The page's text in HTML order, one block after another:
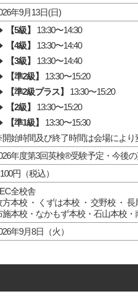
年9月13日(日)
【5級】
13:30〜14:30
【4級】
13:30〜14:40
【3級】
13:30〜14:40
【準2級】
13:30〜15:20
【準2級プラス】
13:30〜15:20
【2級】
13:30〜15:20
【準1級】
13:30〜15:30
始時間及び終了時間は会場により
年度第3回英検®受験予定・今後
円（税込）
全校舎
方本校・ くずは本校 ・交野校 ・ 長
施本校・ なかもず本校・ 石山本校・
年9月8日（火）